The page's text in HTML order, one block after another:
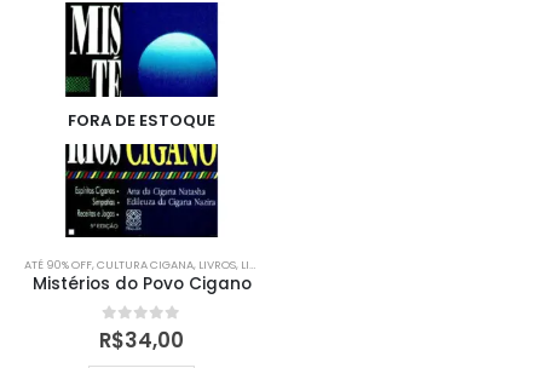
FORA DE ESTOQUE
ATÉ 90% OFF,CULTURA CIGANA, LIVROS, LIVROS
Mistérios do Povo Cigano
0out of 5
R$34,00